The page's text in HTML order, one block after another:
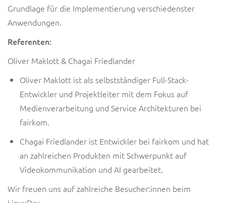
Grundlage für die Implementierung verschiedenster
Anwendungen.
Referenten:
Oliver Maklott & Chagai Friedlander
Oliver Maklott ist als selbstständiger Full-Stack-
Entwickler und Projektleiter mit dem Fokus auf
Medienverarbeitung und Service Architekturen bei
fairkom.
Chagai Friedlander ist Entwickler bei fairkom und hat
an zahlreichen Produkten mit Schwerpunkt auf
Videokommunikation und AI gearbeitet.
Wir freuen uns auf zahlreiche Besucher:innen beim